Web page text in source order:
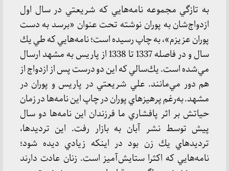
به تازگي مجموعه نامه‌هايي كه شريعتي در سال اول
ازدواج‌شان به پوران نوشته تحت عنوان «برسد به دست
پوران عزيزم»، به چاپ رسيده است؛ نامه‌هايي كه طي يك
سال و در فاصله 1337 تا 1338 از پاريس به مشهد ارسال
مي‌شده است. يك‌سالي كه اين دو درست پس از ازدواج از
هم دور مي‌مانند. علي شريعتي در پاريس و پوران در
مشهد. به‌رغم پرهيزهاي پوران در چاپ اين نامه‌ها در زمان
حياتش بر اثر پافشاري ما فرزندان اين نامه‌ها دو سال
پيش توسط نشر آبان به بازار رفت. اين ترديدها،
ترديد‌هاي يك زن بود در اينكه زيادي ديده شود؛
نامه‌هايي كه اكثرا ستايش‌آميز است. زنان عادت دارند